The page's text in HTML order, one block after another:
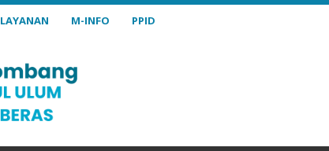
LAYANAN M-INFO PPID